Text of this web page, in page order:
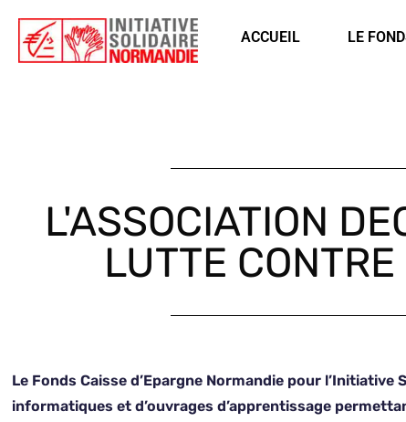
ACCUEIL LE
L'ASSOCIATION
LUTTE
Le Fonds Caisse d’Epargne Normandie pour l’Initiative
informatiques et d’ouvrages d’apprentissage